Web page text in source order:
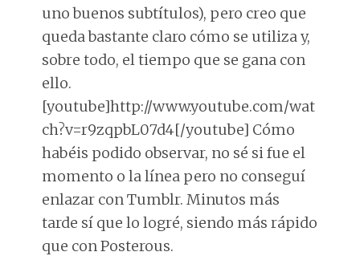
uno buenos subtítulos), pero creo que
queda bastante claro cómo se utiliza y,
sobre todo, el tiempo que se gana con
ello.
[youtube]http://www.youtube.com/wat
ch?v=r9zqpbL07d4[/youtube] Cómo
habéis podido observar, no sé si fue el
momento o la línea pero no conseguí
enlazar con Tumblr. Minutos más
tarde sí que lo logré, siendo más rápido
que con Posterous.